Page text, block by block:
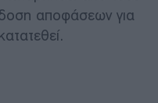
αποφάσεων για